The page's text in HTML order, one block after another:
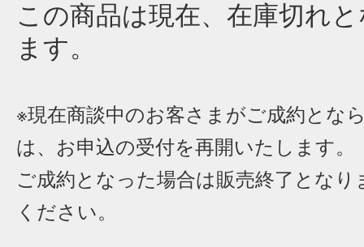
この商品は現在、在庫切れ
ます。
※現在商談中のお客さまがご成約とな
は、お申込の受付を再開いたします。
ご成約となった場合は販売終了となり
ください。